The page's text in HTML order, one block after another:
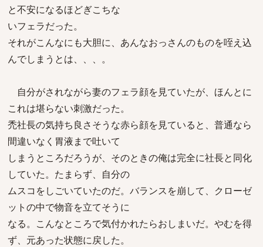
と不安になるほどぎこちな
いフェラだった。
それがこんなにも大胆に、あんなおっさんのものを咥え込
んでしまうとは、、、。
自分がされながら妻のフェラ顔を見ていたが、ほんとに
これは堪らない刺激だった。
禿社長の気持ち良さそうな赤ら顔を見ていると、普通なら
間違いなく胃液まで吐いて
しまうところだろうが、そのときの俺は完全に社長と同化
していた。たまらず、自分の
ムスコをしごいていたのだ。バランスを崩して、クローゼ
ットの中で物音を立てそうに
なる。こんなところで気付かれたらおしまいだ。やむを得
ず、元あった状態に戻した。